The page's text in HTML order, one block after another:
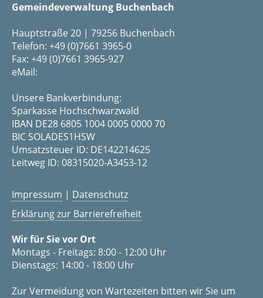
Gemeindeverwaltung Buchenbach
Hauptstraße 20 | 79256 Buchenbach
Telefon: +49 (0)7661 3965-0
Fax: +49 (0)7661 3965-927
eMail:
Unsere Bankverbindung:
Sparkasse Hochschwarzwald
IBAN DE28 6805 1004 0005 0000 70
BIC SOLADES1HSW
Umsatzsteuer ID: DE142214625
Leitweg ID: 08315020-A3453-12
Impressum | Datenschutz
Erklärung zur Barrierefreiheit
Wir für Sie vor Ort
Montags - Freitags: 8:00 - 12:00 Uhr
Dienstags: 14:00 - 18:00 Uhr
Zur Vermeidung von Wartezeiten bitten wir Sie um